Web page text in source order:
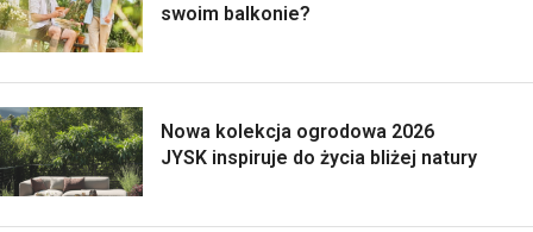
swoim balkonie?
Nowa kolekcja ogrodowa 2026
JYSK inspiruje do życia bliżej natury